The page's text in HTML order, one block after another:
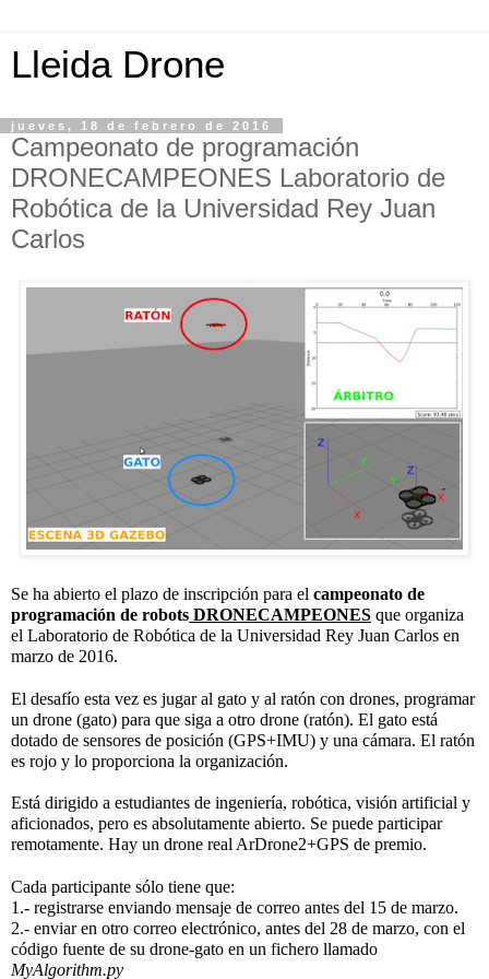
Lleida Drone
jueves, 18 de febrero de 2016
Campeonato de programación
DRONECAMPEONES Laboratorio de
Robótica de la Universidad Rey Juan
Carlos
Se ha abierto el plazo de inscripción para el campeonato de
programación de robots DRONECAMPEONES que organiza
el Laboratorio de Robótica de la Universidad Rey Juan Carlos en
marzo de 2016.
El desafío esta vez es jugar al gato y al ratón con drones, programar
un drone (gato) para que siga a otro drone (ratón). El gato está
dotado de sensores de posición (GPS+IMU) y una cámara. El ratón
es rojo y lo proporciona la organización.
Está dirigido a estudiantes de ingeniería, robótica, visión artificial y
aficionados, pero es absolutamente abierto. Se puede participar
remotamente. Hay un drone real ArDrone2+GPS de premio.
Cada participante sólo tiene que:
1.- registrarse enviando mensaje de correo antes del 15 de marzo.
2.- enviar en otro correo electrónico, antes del 28 de marzo, con el
código fuente de su drone-gato en un fichero llamado
MyAlgorithm.py